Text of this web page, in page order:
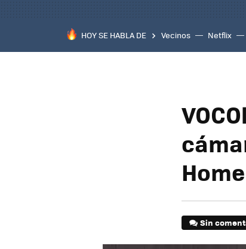
HOY SE HABLA DE Vecinos Netflix
Sin